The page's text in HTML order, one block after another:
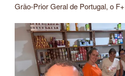
Grão-Prior Geral de Portugal, o